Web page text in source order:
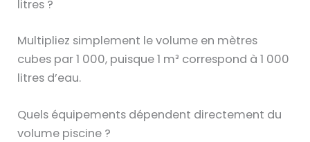
litres ?
Multipliez simplement le volume en mètres
cubes par 1 000, puisque 1 m³ correspond à 1 000
litres d’eau.
Quels équipements dépendent directement du
volume piscine ?